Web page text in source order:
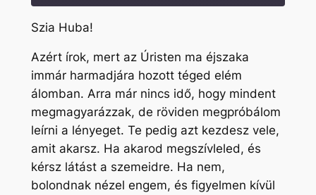
seconds
SHARE
LINK
EMBED
Szia Huba!
Azért írok, mert az Úristen ma éjszaka
immár harmadjára hozott téged elém
álomban. Arra már nincs idő, hogy mindent
megmagyarázzak, de röviden megpróbálom
leírni a lényeget. Te pedig azt kezdesz vele,
amit akarsz. Ha akarod megszívleled, és
kérsz látást a szemeidre. Ha nem,
bolondnak nézel engem, és figyelmen kívül